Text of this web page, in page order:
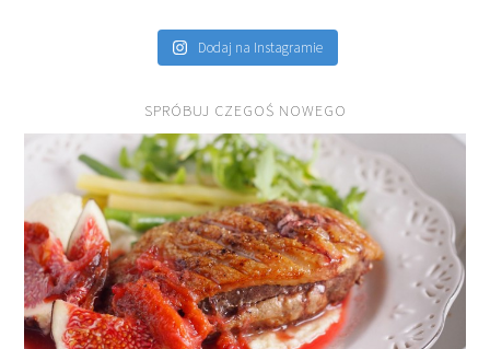
Dodaj na Instagramie
SPRÓBUJ CZEGOŚ NOWEGO